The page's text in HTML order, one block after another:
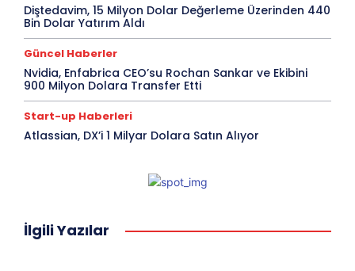
Diştedavim, 15 Milyon Dolar Değerleme Üzerinden 440
Bin Dolar Yatırım Aldı
Güncel Haberler
Nvidia, Enfabrica CEO’su Rochan Sankar ve Ekibini
900 Milyon Dolara Transfer Etti
Start-up Haberleri
Atlassian, DX’i 1 Milyar Dolara Satın Alıyor
İlgili Yazılar